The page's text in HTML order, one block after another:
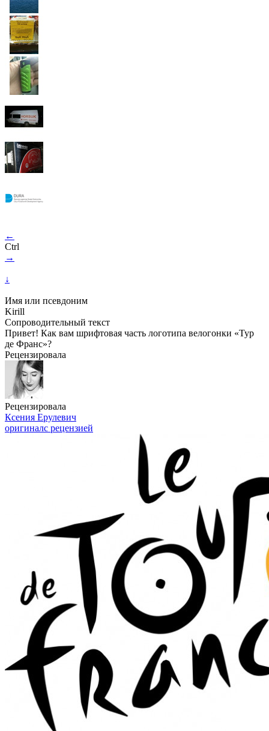
←
Ctrl
→
↓
Имя или псевдоним
Kirill
Сопроводительный текст
Привет! Как вам шрифтовая часть логотипа велогонки «Тур
де Франс»?
Рецензировала
Рецензировала
Ксения Ерулевич
оригиналс рецензией